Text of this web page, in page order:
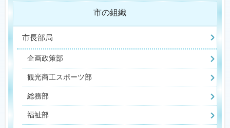
市の組織
市長部局
企画政策部
観光商工スポーツ部
総務部
福祉部